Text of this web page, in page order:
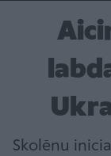
Skolēnu